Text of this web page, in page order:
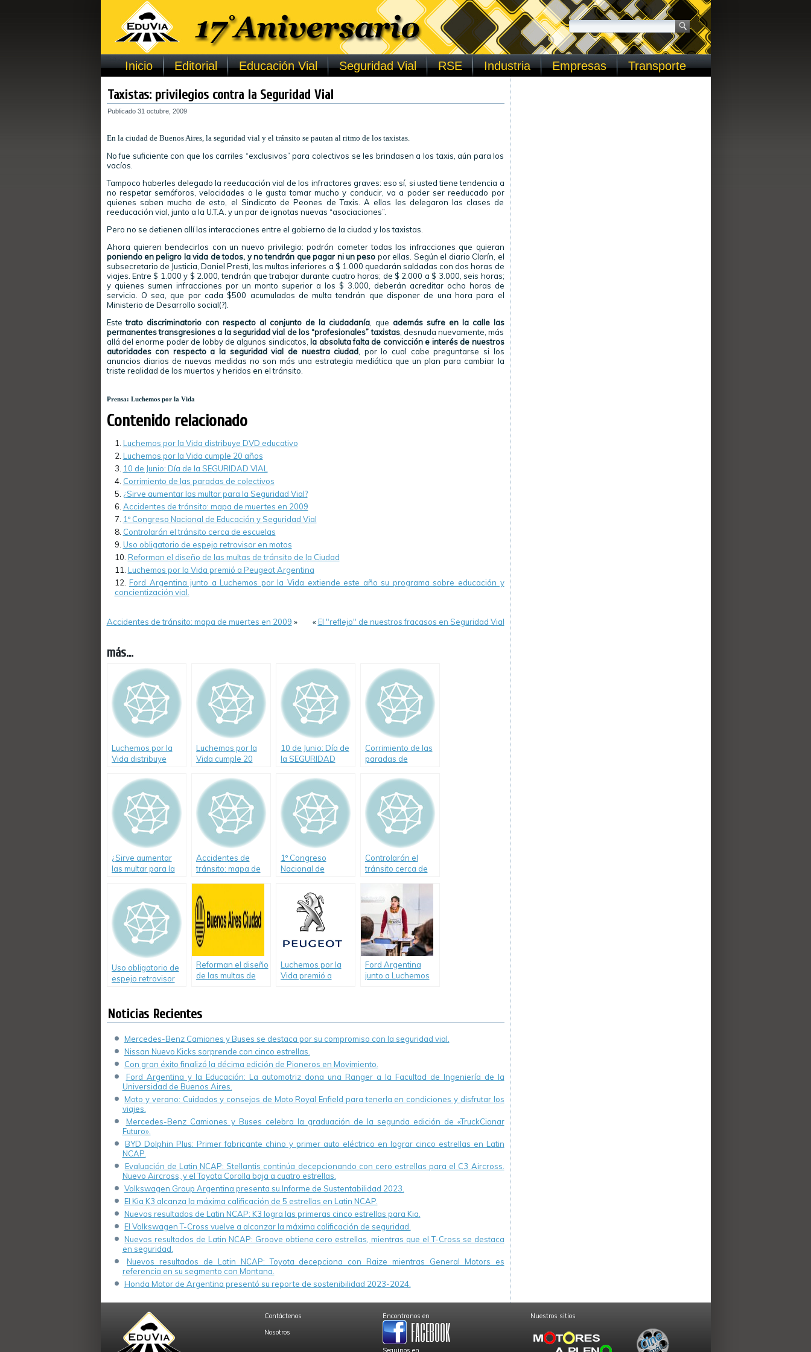
Inicio Editorial Educación Vial Seguridad Vial RSE Industria Empresas Transporte
Taxistas: privilegios contra la Seguridad Vial
Publicado 31 octubre, 2009
En la ciudad de Buenos Aires, la seguridad vial y el tránsito se pautan al ritmo de los taxistas.
No fue suficiente con que los carriles “exclusivos” para colectivos se les brindasen a los taxis, aún para los
vacíos.
Tampoco haberles delegado la reeducación vial de los infractores graves: eso sí, si usted tiene tendencia a
no respetar semáforos, velocidades o le gusta tomar mucho y conducir, va a poder ser reeducado por
quienes saben mucho de esto, el Sindicato de Peones de Taxis. A ellos les delegaron las clases de
reeducación vial, junto a la U.T.A. y un par de ignotas nuevas “asociaciones”.
Pero no se detienen allí las interacciones entre el gobierno de la ciudad y los taxistas.
Ahora quieren bendecirlos con un nuevo privilegio: podrán cometer todas las infracciones que quieran
poniendo en peligro la vida de todos, y no tendrán que pagar ni un peso por ellas. Según el diario Clarín, el
subsecretario de Justicia, Daniel Presti, las multas inferiores a $ 1.000 quedarán saldadas con dos horas de
viajes. Entre $ 1.000 y $ 2.000, tendrán que trabajar durante cuatro horas; de $ 2.000 a $ 3.000, seis horas;
y quienes sumen infracciones por un monto superior a los $ 3.000, deberán acreditar ocho horas de
servicio. O sea, que por cada $500 acumulados de multa tendrán que disponer de una hora para el
Ministerio de Desarrollo social(?).
Estetrato discriminatorio con respecto al conjunto de la ciudadanía, que además sufre en la calle las
permanentes transgresiones a la seguridad vial de los “profesionales” taxistas, desnuda nuevamente, más
allá del enorme poder de lobby de algunos sindicatos, la absoluta falta de convicción e interés de nuestros
autoridades con respecto a la seguridad vial de nuestra ciudad , por lo cual cabe preguntarse si los
anuncios diarios de nuevas medidas no son más una estrategia mediática que un plan para cambiar la
triste realidad de los muertos y heridos en el tránsito.
Prensa: Luchemos por la Vida
Contenido relacionado
Luchemos por la Vida distribuye DVD educativo
Luchemos por la Vida cumple 20 años
10 de Junio: Día de la SEGURIDAD VIAL
Corrimiento de las paradas de colectivos
¿Sirve aumentar las multar para la Seguridad Vial?
Accidentes de tránsito: mapa de muertes en 2009
1º Congreso Nacional de Educación y Seguridad Vial
Controlarán el tránsito cerca de escuelas
Uso obligatorio de espejo retrovisor en motos
Reforman el diseño de las multas de tránsito de la Ciudad
Luchemos por la Vida premió a Peugeot Argentina
Ford Argentina junto a Luchemos por la Vida extiende este año su programa sobre educación y
concientización vial.
Accidentes de tránsito: mapa de muertes en 2009 » «El "reflejo" de nuestros fracasos en Seguridad Vial
más...
Luchemos por la
Vida distribuye
Luchemos por la
Vida cumple 20
10 de Junio: Día de
la SEGURIDAD
Corrimiento de las
paradas de
¿Sirve aumentar
las multar para la
Accidentes de
tránsito: mapa de
1º Congreso
Nacional de
Seguridad Vial
Controlarán el
tránsito cerca de
Uso obligatorio de
espejo retrovisor
Reforman el diseño
de las multas de
Luchemos por la
Vida premió a
Ford Argentina
junto a Luchemos
vial.
Noticias Recientes
Mercedes-Benz Camiones y Buses se destaca por su compromiso con la seguridad vial.
Nissan Nuevo Kicks sorprende con cinco estrellas.
Con gran éxito finalizó la décima edición de Pioneros en Movimiento.
Ford Argentina y la Educación: La automotriz dona una Ranger a la Facultad de Ingeniería de la
Universidad de Buenos Aires.
Moto y verano: Cuidados y consejos de Moto Royal Enfield para tenerla en condiciones y disfrutar los
viajes.
Mercedes-Benz Camiones y Buses celebra la graduación de la segunda edición de «TruckCionar
Futuro».
BYD Dolphin Plus: Primer fabricante chino y primer auto eléctrico en lograr cinco estrellas en Latin
NCAP.
Evaluación de Latin NCAP: Stellantis continúa decepcionando con cero estrellas para el C3 Aircross.
Nuevo Aircross, y el Toyota Corolla baja a cuatro estrellas.
Volkswagen Group Argentina presenta su Informe de Sustentabilidad 2023.
El Kia K3 alcanza la máxima calificación de 5 estrellas en Latin NCAP.
Nuevos resultados de Latin NCAP: K3 logra las primeras cinco estrellas para Kia.
El Volkswagen T-Cross vuelve a alcanzar la máxima calificación de seguridad.
Nuevos resultados de Latin NCAP: Groove obtiene cero estrellas, mientras que el T-Cross se destaca
en seguridad.
Nuevos resultados de Latin NCAP: Toyota decepciona con Raize mientras General Motors es
referencia en su segmento con Montana.
Honda Motor de Argentina presentó su reporte de sostenibilidad 2023-2024.
Contáctenos
Nosotros
Encontranos en
Seguinos en
Nuestros sitios